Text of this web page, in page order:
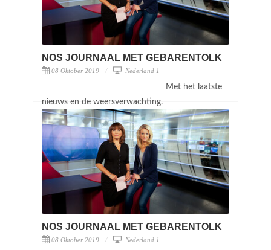
NOS JOURNAAL MET GEBARENTOLK
08 Oktober 2019 Nederland 1
Met het laatste
nieuws en de weersverwachting.
NOS JOURNAAL MET GEBARENTOLK
08 Oktober 2019 Nederland 1